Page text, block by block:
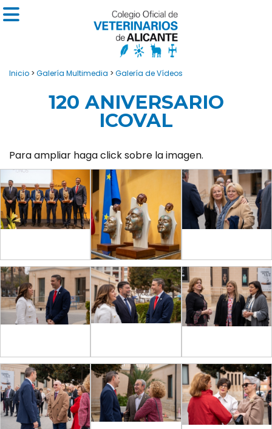
Inicio > Galería Multimedia > Galería de Vídeos
120 ANIVERSARIO
ICOVAL
Para ampliar haga click sobre la imagen.